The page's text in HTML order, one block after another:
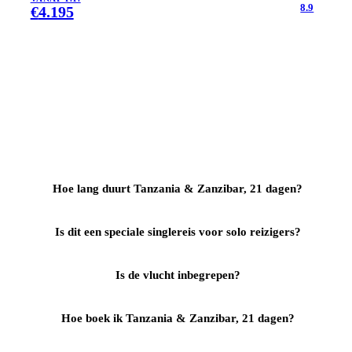
€4.195 8.9
Hoe lang duurt Tanzania & Zanzibar, 21 dagen?
Is dit een speciale singlereis voor solo reizigers?
Is de vlucht inbegrepen?
Hoe boek ik Tanzania & Zanzibar, 21 dagen?